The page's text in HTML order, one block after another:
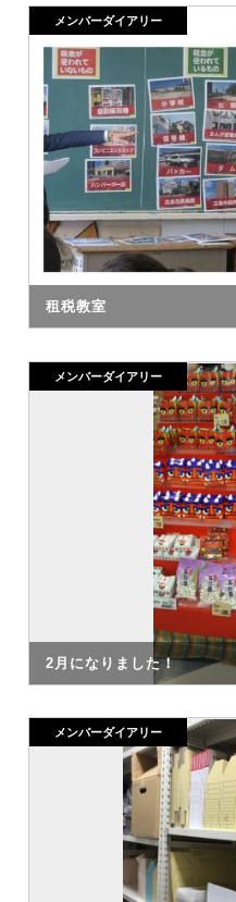
メンバーダイアリー
租税教室
メンバーダイアリー
2月になりました！
メンバーダイアリー